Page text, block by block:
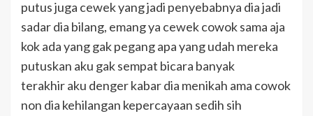
putus juga cewek yang jadi penyebabnya dia jadi
sadar dia bilang, emang ya cewek cowok sama aja
kok ada yang gak pegang apa yang udah mereka
putuskan aku gak sempat bicara banyak
terakhir aku denger kabar dia menikah ama cowok
non dia kehilangan kepercayaan sedih sih